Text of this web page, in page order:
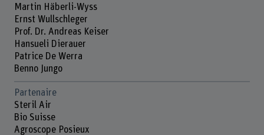
Martin Häberli-Wyss
Ernst Wullschleger
Prof. Dr. Andreas Keiser
Hansueli Dierauer
Patrice De Werra
Benno Jungo
Partenaire
Steril Air
Bio Suisse
Agroscope Posieux